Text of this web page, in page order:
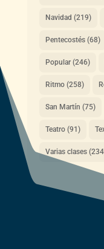
Navidad (219)
Pentecostés(68)
Popular(246)
Ritmo(258)
San Martín (75)
Teatro(91)
Varias clases